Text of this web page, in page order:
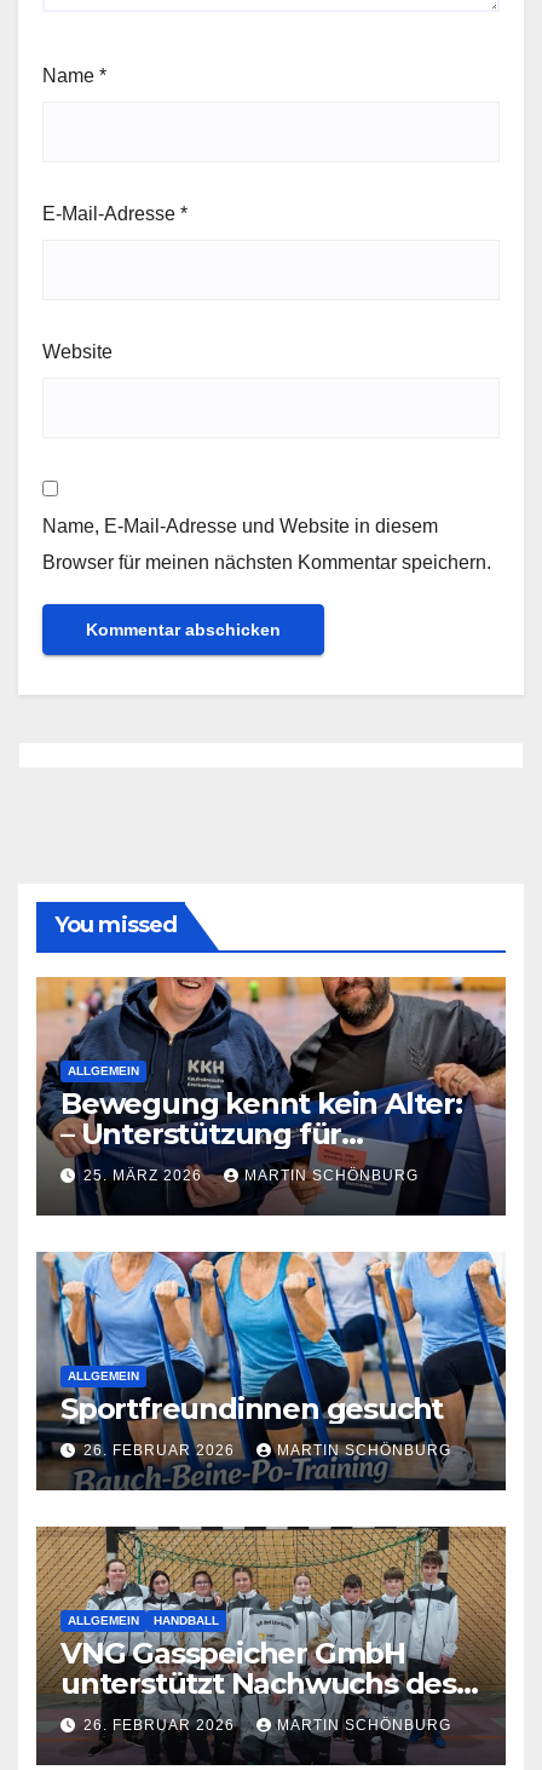
Name *
E-Mail-Adresse *
Website
Name, E-Mail-Adresse und Website in diesem
Browser für meinen nächsten Kommentar speichern.
You missed
ALLGEMEIN
Bewegung kennt kein Alter:
– Unterstützung für
Sportgruppe in Bad
Lauchstädt
25. MÄRZ 2026 MARTIN SCHÖNBURG
ALLGEMEIN
Sportfreundinnen gesucht
26. FEBRUAR 2026 MARTIN SCHÖNBURG
ALLGEMEIN HANDBALL
VNG Gasspeicher GmbH
unterstützt Nachwuchs des
VfB Bad Lauchstädt
26. FEBRUAR 2026 MARTIN SCHÖNBURG